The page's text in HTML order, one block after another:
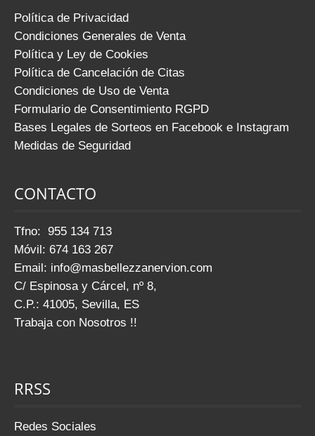
Política de Privacidad
Condiciones Generales de Venta
Política y Ley de Cookies
Política de Cancelación de Citas
Condiciones de Uso de Venta
Formulario de Consentimiento RGPD
Bases Legales de Sorteos en Facebook e Instagram
Medidas de Seguridad
CONTACTO
Tfno: 955 134 713
Móvil: 674 163 267
Email: info@masbellezzanervion.com
C/ Espinosa y Cárcel, nº 8,
C.P.: 41005, Sevilla, ES
Trabaja con Nosotros !!
RRSS
Redes Sociales